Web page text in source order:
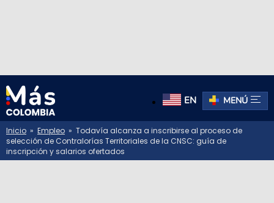
EN MENÚ
Inicio » Empleo » Todavía alcanza a inscribirse al proceso de
selección de Contralorías Territoriales de la CNSC: guía de
inscripción y salarios ofertados